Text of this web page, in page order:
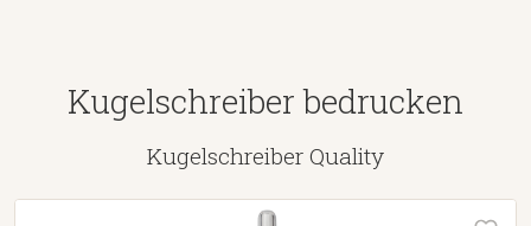
Kugelschreiber bedrucken
Kugelschreiber Quality